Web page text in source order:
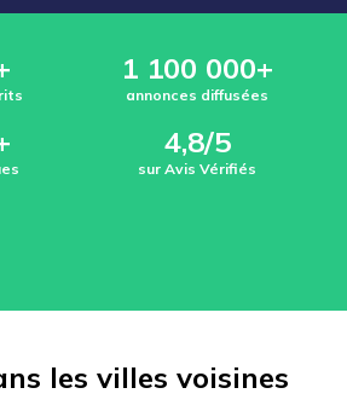
1 100 000+
annonces diffusées
4,8/5
sur Avis Vérifiés
les villes voisines